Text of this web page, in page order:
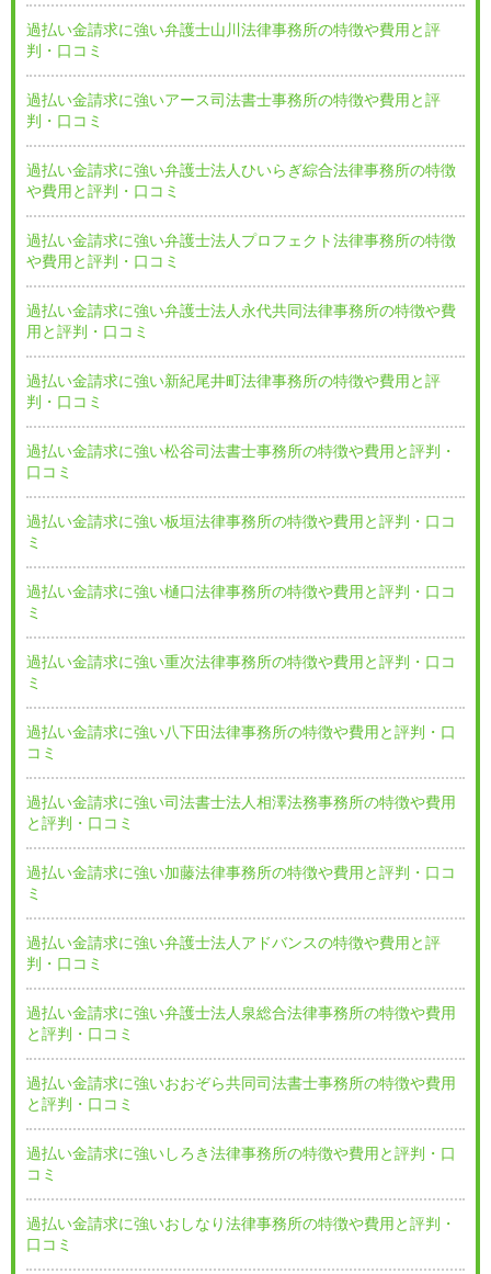
過払い金請求に強い弁護士山川法律事務所の特徴や費用と評
判・口コミ
過払い金請求に強いアース司法書士事務所の特徴や費用と評
判・口コミ
過払い金請求に強い弁護士法人ひいらぎ綜合法律事務所の特徴
や費用と評判・口コミ
過払い金請求に強い弁護士法人プロフェクト法律事務所の特徴
や費用と評判・口コミ
過払い金請求に強い弁護士法人永代共同法律事務所の特徴や費
用と評判・口コミ
過払い金請求に強い新紀尾井町法律事務所の特徴や費用と評
判・口コミ
過払い金請求に強い松谷司法書士事務所の特徴や費用と評判・
口コミ
過払い金請求に強い板垣法律事務所の特徴や費用と評判・口コ
ミ
過払い金請求に強い樋口法律事務所の特徴や費用と評判・口コ
ミ
過払い金請求に強い重次法律事務所の特徴や費用と評判・口コ
ミ
過払い金請求に強い八下田法律事務所の特徴や費用と評判・口
コミ
過払い金請求に強い司法書士法人相澤法務事務所の特徴や費用
と評判・口コミ
過払い金請求に強い加藤法律事務所の特徴や費用と評判・口コ
ミ
過払い金請求に強い弁護士法人アドバンスの特徴や費用と評
判・口コミ
過払い金請求に強い弁護士法人泉総合法律事務所の特徴や費用
と評判・口コミ
過払い金請求に強いおおぞら共同司法書士事務所の特徴や費用
と評判・口コミ
過払い金請求に強いしろき法律事務所の特徴や費用と評判・口
コミ
過払い金請求に強いおしなり法律事務所の特徴や費用と評判・
口コミ